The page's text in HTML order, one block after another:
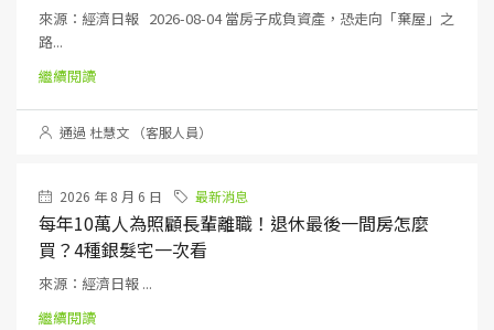
來源：經濟日報 2026-08-04 當房子成負資產，恐走向「棄屋」之
路...
繼續閱讀
通過 杜慧文 （客服人員）
2026 年 8 月 6 日 最新消息
每年10萬人為照顧長輩離職！退休最後一間房怎麼
買？4種銀髮宅一次看
來源：經濟日報 ...
繼續閱讀